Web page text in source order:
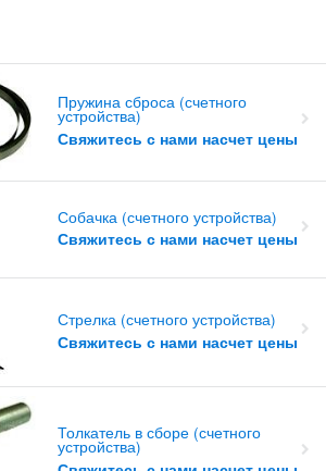
Пружина сброса (счетного
устройства)
Свяжитесь с нами насчет цены
Собачка (счетного устройства)
Свяжитесь с нами насчет цены
Стрелка (счетного устройства)
Свяжитесь с нами насчет цены
Толкатель в сборе (счетного
устройства)